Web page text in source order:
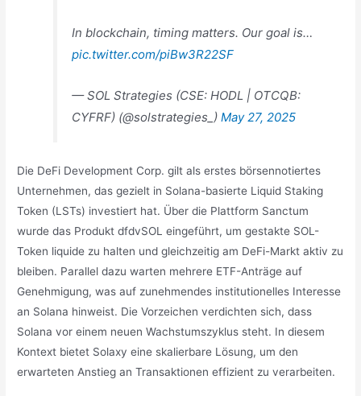
In blockchain, timing matters. Our goal is…
pic.twitter.com/piBw3R22SF
— SOL Strategies (CSE: HODL | OTCQB:
CYFRF) (@solstrategies_)May 27, 2025
Die DeFi Development Corp. gilt als erstes börsennotiertes
Unternehmen, das gezielt in Solana-basierte Liquid Staking
Token (LSTs) investiert hat. Über die Plattform Sanctum
wurde das Produkt dfdvSOL eingeführt, um gestakte SOL-
Token liquide zu halten und gleichzeitig am DeFi-Markt aktiv zu
bleiben. Parallel dazu warten mehrere ETF-Anträge auf
Genehmigung, was auf zunehmendes institutionelles Interesse
an Solana hinweist. Die Vorzeichen verdichten sich, dass
Solana vor einem neuen Wachstumszyklus steht. In diesem
Kontext bietet Solaxy eine skalierbare Lösung, um den
erwarteten Anstieg an Transaktionen effizient zu verarbeiten.